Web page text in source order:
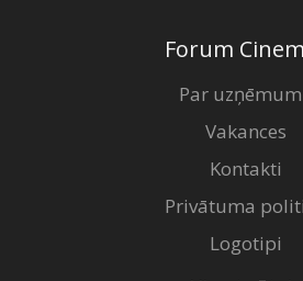
Forum
Par
Vakances
Kontakti
Privātuma
Logotipi